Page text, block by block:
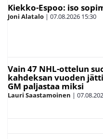
Kiekko-Espoo: iso
Joni Alatalo | 07.08.2026 15:30
Vain 47 NHL-ottelun
kahdeksan vuoden
GM paljastaa miksi
Lauri Saastamoinen |